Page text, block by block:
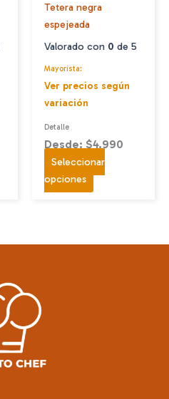
página
producto
Tetera negra
espejeada
Valorado con 0 de 5
Mayorista:
Ver precios según
variación
Detalle
Desde: $4.990
Seleccionar
opciones Este
producto
variantes.